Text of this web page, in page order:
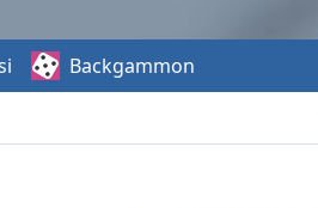
Backgammon